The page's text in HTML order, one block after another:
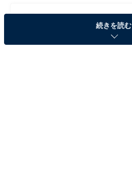
続きを読む